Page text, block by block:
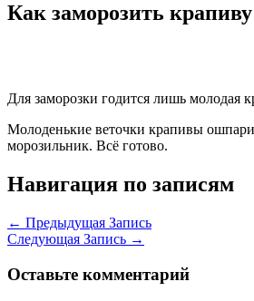
Как заморозить
Для заморозки годится лишь молодая
Молоденькие веточки крапивы
морозильник. Всё готово.
Навигация по записям
← Предыдущая Запись
Следующая Запись →
Оставьте комментарий